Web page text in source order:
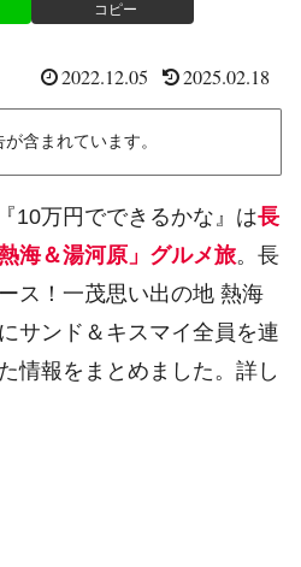
コピー
2022.12.05 2025.02.18
含まれています。
10万円でできるかな』は長
海＆湯河原」グルメ旅。長
ス！一茂思い出の地 熱海
サンド＆キスマイ全員を連
情報をまとめました。詳し